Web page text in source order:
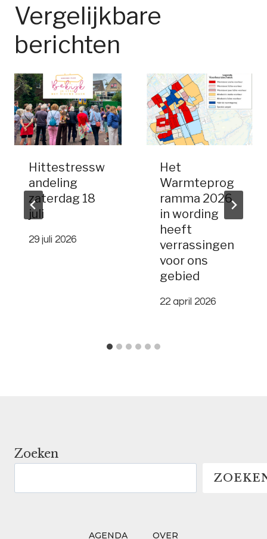
Vergelijkbare
berichten
Hittestressw
andeling
zaterdag 18
juli
29 juli 2026
Het
Warmteprog
ramma 2026
in wording
heeft
verrassingen
voor ons
gebied
22 april 2026
Zoeken
AGENDA OVER